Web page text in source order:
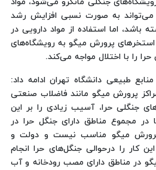
جنگلی مانگرو می‌شود، مواد
می‌تواند به صورت نسبی افزایش رشد
باشد، اما استفاده از مواد دارویی در
پرورش میگو به رویشگاه‌های
را با اختلال مواجه می‌کند.
طبیعی دانشگاه تهران ادامه داد:
پرورش میگو مانند فاضلاب صنعتی
جنگلی حرا، آسیب زیادی را بر این
در مجموع مناطق دارای جنگل حرا در
میگو مناسب نیست و دولت و
را درحوالی جنگل‌های حرا انجام
در مناطق دارای مصب رودخانه و آب